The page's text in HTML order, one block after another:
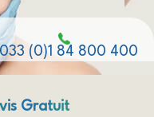
(0)1 84 800 400
Gratuit